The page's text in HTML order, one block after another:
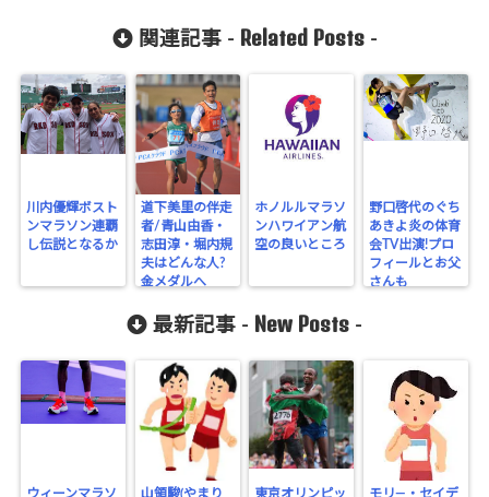
関連記事 - Related Posts-
川内優輝ボスト
ンマラソン連覇
し伝説となるか
道下美里の伴走
者/青山由香・
志田淳・堀内規
夫はどんな人?
金メダルへ
ホノルルマラソ
ンハワイアン航
空の良いところ
野口啓代のぐち
あきよ炎の体育
会TV出演!プロ
フィールとお父
さんも
最新記事 - New Posts -
ウィーンマラソ
山領駿(やまり
東京オリンピッ
モリ―・セイデ